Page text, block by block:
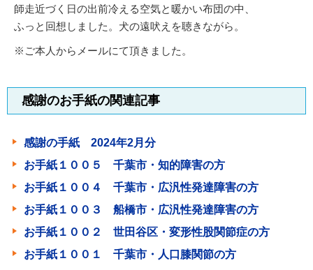
師走近づく日の出前冷える空気と暖かい布団の中、
ふっと回想しました。犬の遠吠えを聴きながら。
※ご本人からメールにて頂きました。
感謝のお手紙の関連記事
感謝の手紙 2024年2月分
お手紙１００５ 千葉市・知的障害の方
お手紙１００４ 千葉市・広汎性発達障害の方
お手紙１００３ 船橋市・広汎性発達障害の方
お手紙１００２ 世田谷区・変形性股関節症の方
お手紙１００１ 千葉市・人口膝関節の方